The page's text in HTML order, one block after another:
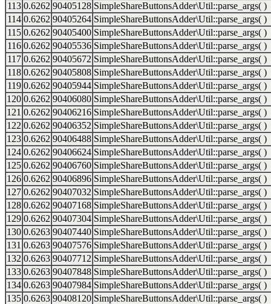
113 0.6262 90405128 SimpleShareButtonsAdder\Util::parse_args( )
114 0.6262 90405264 SimpleShareButtonsAdder\Util::parse_args( )
115 0.6262 90405400 SimpleShareButtonsAdder\Util::parse_args( )
116 0.6262 90405536 SimpleShareButtonsAdder\Util::parse_args( )
117 0.6262 90405672 SimpleShareButtonsAdder\Util::parse_args( )
118 0.6262 90405808 SimpleShareButtonsAdder\Util::parse_args( )
119 0.6262 90405944 SimpleShareButtonsAdder\Util::parse_args( )
120 0.6262 90406080 SimpleShareButtonsAdder\Util::parse_args( )
121 0.6262 90406216 SimpleShareButtonsAdder\Util::parse_args( )
122 0.6262 90406352 SimpleShareButtonsAdder\Util::parse_args( )
123 0.6262 90406488 SimpleShareButtonsAdder\Util::parse_args( )
124 0.6262 90406624 SimpleShareButtonsAdder\Util::parse_args( )
125 0.6262 90406760 SimpleShareButtonsAdder\Util::parse_args( )
126 0.6262 90406896 SimpleShareButtonsAdder\Util::parse_args( )
127 0.6262 90407032 SimpleShareButtonsAdder\Util::parse_args( )
128 0.6262 90407168 SimpleShareButtonsAdder\Util::parse_args( )
129 0.6262 90407304 SimpleShareButtonsAdder\Util::parse_args( )
130 0.6263 90407440 SimpleShareButtonsAdder\Util::parse_args( )
131 0.6263 90407576 SimpleShareButtonsAdder\Util::parse_args( )
132 0.6263 90407712 SimpleShareButtonsAdder\Util::parse_args( )
133 0.6263 90407848 SimpleShareButtonsAdder\Util::parse_args( )
134 0.6263 90407984 SimpleShareButtonsAdder\Util::parse_args( )
135 0.6263 90408120 SimpleShareButtonsAdder\Util::parse_args( )